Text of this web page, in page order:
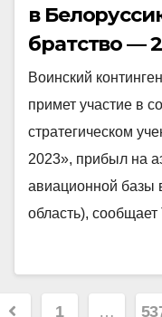
в
братство —
Воинский
примет участие в
стратегическом
2023», прибыл на
авиационной базы
область),
1 …